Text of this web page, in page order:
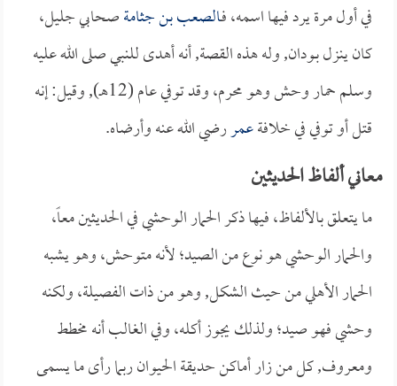
في أول مرة يرد فيها اسمه، فـالصعب بن جثامةصحابي جليل،
كان ينزل بـودان, وله هذه القصة, أنه أهدى للنبي صلى الله عليه
وسلم حمار وحش وهو محرم، وقد توفي عام (12هـ), وقيل: إنه
قتل أو توفي في خلافةعمررضي الله عنه وأرضاه.
معاني ألفاظ الحديثين
ما يتعلق بالألفاظ، فيها ذكر الحمار الوحشي في الحديثين معاً،
والحمار الوحشي هو نوع من الصيد؛ لأنه متوحش، وهو يشبه
الحمار الأهلي من حيث الشكل, وهو من ذات الفصيلة، ولكنه
وحشي فهو صيد؛ ولذلك يجوز أكله، وفي الغالب أنه مخطط
ومعروف, كل من زار أماكن حديقة الحيوان ربما رأى ما يسمى